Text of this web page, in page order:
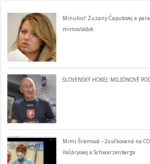
Minulosť Zuzany Čaputovej a
mimovládok
SLOVENSKÝ HOKEJ: MILIÓNOVÉ
Mimi Šramová – 2x očkovaná na
Vašáryovej a Schwarzenberga